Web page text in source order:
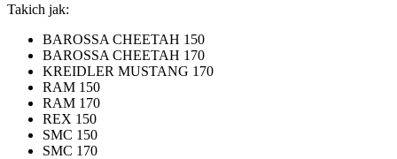
Takich jak:
BAROSSA CHEETAH 150
BAROSSA CHEETAH 170
KREIDLER MUSTANG 170
RAM 150
RAM 170
REX 150
SMC 150
SMC 170